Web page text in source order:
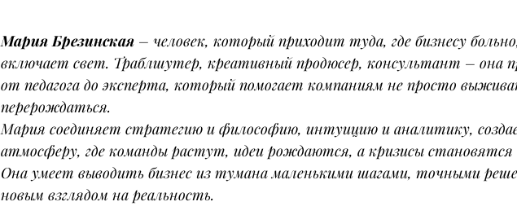
Мария Брезинская – человек, который приходит туда, где бизнесу
включает свет. Траблшутер, креативный продюсер, консультант – она
от педагога до эксперта, который помогает компаниям не просто
перерождаться.
Мария соединяет стратегию и философию, интуицию и аналитику,
атмосферу, где команды растут, идеи рождаются, а кризисы
Она умеет выводить бизнес из тумана маленькими шагами, точными
новым взглядом на реальность.